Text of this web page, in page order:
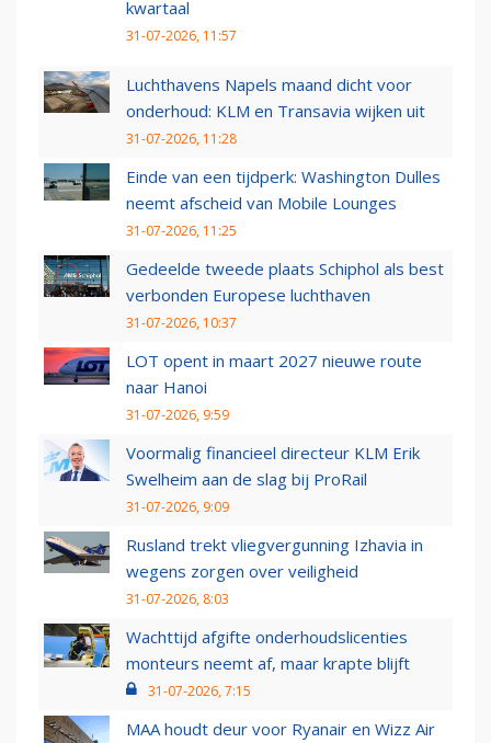
kwartaal
31-07-2026, 11:57
Luchthavens Napels maand dicht voor
onderhoud: KLM en Transavia wijken uit
31-07-2026, 11:28
Einde van een tijdperk: Washington Dulles
neemt afscheid van Mobile Lounges
31-07-2026, 11:25
Gedeelde tweede plaats Schiphol als best
verbonden Europese luchthaven
31-07-2026, 10:37
LOT opent in maart 2027 nieuwe route
naar Hanoi
31-07-2026, 9:59
Voormalig financieel directeur KLM Erik
Swelheim aan de slag bij ProRail
31-07-2026, 9:09
Rusland trekt vliegvergunning Izhavia in
wegens zorgen over veiligheid
31-07-2026, 8:03
Wachttijd afgifte onderhoudslicenties
monteurs neemt af, maar krapte blijft
31-07-2026, 7:15
MAA houdt deur voor Ryanair en Wizz Air